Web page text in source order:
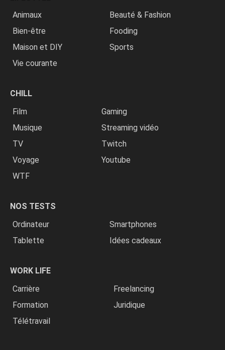
Animaux
Beauté & Fashion
Bien-être
Fooding
Maison et DIY
Sports
Vie courante
CHILL
Film
Gaming
Musique
Streaming vidéo
TV
Twitch
Voyage
Youtube
WTF
NOS TESTS
Ordinateur
Smartphones
Tablette
Idées cadeaux
WORK LIFE
Carrière
Freelancing
Formation
Juridique
Télétravail